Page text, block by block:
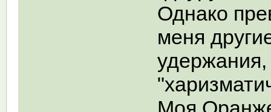
Однако
меня
удержания,